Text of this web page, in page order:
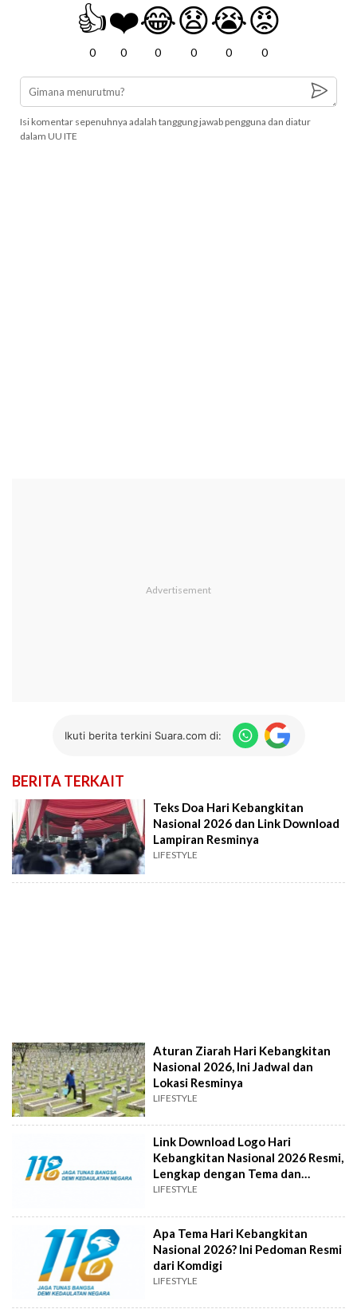
👍
0
❤️
0
😂
0
😧
0
😭
0
😡
0
Isi komentar sepenuhnya adalah tanggung jawab pengguna dan diatur
dalam UU ITE
Ikuti berita terkini Suara.com di:
BERITA TERKAIT
Teks Doa Hari Kebangkitan
Nasional 2026 dan Link Download
Lampiran Resminya
LIFESTYLE
Aturan Ziarah Hari Kebangkitan
Nasional 2026, Ini Jadwal dan
Lokasi Resminya
LIFESTYLE
Link Download Logo Hari
Kebangkitan Nasional 2026 Resmi,
Lengkap dengan Tema dan
Filosofinya
LIFESTYLE
Apa Tema Hari Kebangkitan
Nasional 2026? Ini Pedoman Resmi
dari Komdigi
LIFESTYLE